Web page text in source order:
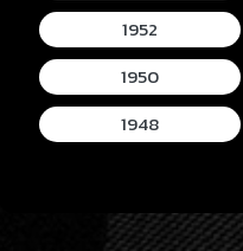
1952
1950
1948